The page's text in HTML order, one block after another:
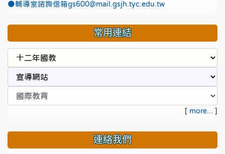
●輔導室諮詢信箱gs600@mail.gsjh.tyc.edu.tw
常用連結
[ more... ]
連絡我們